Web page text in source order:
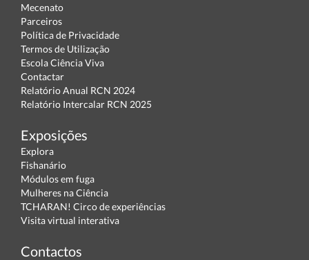
Mecenato
Parceiros
Política de Privacidade
Termos de Utilização
Escola Ciência Viva
Contactar
Relatório Anual RCN 2024
Relatório Intercalar RCN 2025
Exposições
Explora
Fishanário
Módulos em fuga
Mulheres na Ciência
TCHARAN! Circo de experiências
Visita virtual interativa
Contactos